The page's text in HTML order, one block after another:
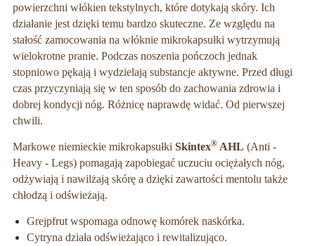
powierzchni włókien tekstylnych, które dotykają skóry. Ich
działanie jest dzięki temu bardzo skuteczne. Ze względu na
stałość zamocowania na włóknie mikrokapsułki wytrzymują
wielokrotne pranie. Podczas noszenia pończoch jednak
stopniowo pękają i wydzielają substancje aktywne. Przed długi
czas przyczyniają się w ten sposób do zachowania zdrowia i
dobrej kondycji nóg. Różnicę naprawdę widać. Od pierwszej
chwili.
Markowe niemieckie mikrokapsułki Skintex® AHL (Anti -
Heavy - Legs) pomagają zapobiegać uczuciu ociężałych nóg,
odżywiają i nawilżają skórę a dzięki zawartości mentolu także
chłodzą i odświeżają.
Grejpfrut wspomaga odnowę komórek naskórka.
Cytryna działa odświeżająco i rewitalizująco.